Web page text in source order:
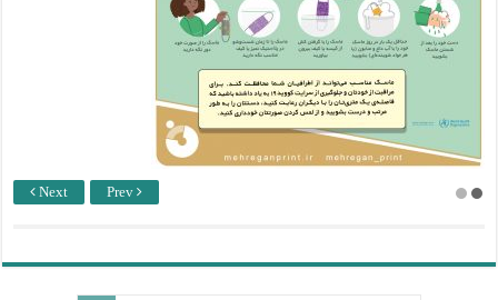
Next Prev